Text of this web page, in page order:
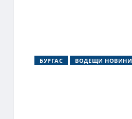
БУРГАС ВОДЕЩИ НОВИНИ